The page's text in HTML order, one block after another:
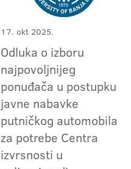
17. okt 2025.
Odluka o izboru
najpovoljnijeg
ponuđača u postupku
javne nabavke
putničkog automobila
za potrebe Centra
izvrsnosti u